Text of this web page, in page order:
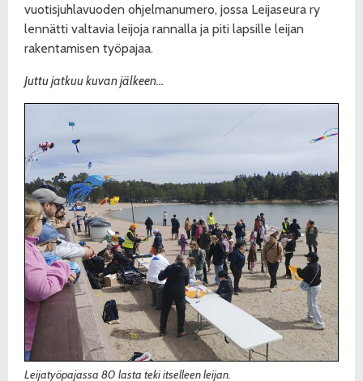
vuotisjuhlavuoden ohjelmanumero, jossa Leijaseura ry
lennätti valtavia leijoja rannalla ja piti lapsille leijan
rakentamisen työpajaa.
Juttu jatkuu kuvan jälkeen…
Leijatyöpajassa 80 lasta teki itselleen leijan.